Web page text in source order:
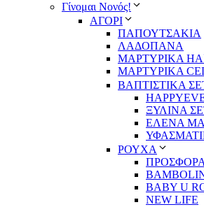
Γίνομαι Νονός!
ΑΓΟΡΙ
ΠΑΠΟΥΤΣΑΚΙΑ
ΛΑΔΟΠΑΝΑ
ΜΑΡΤΥΡΙΚΑ
ΜΑΡΤΥΡΙΚΑ
ΒΑΠΤΙΣΤΙΚΑ
ΞΥΛΙΝΑ
ΕΛΕΝΑ
ΡΟΥΧΑ
BABY U
NEW LIFE